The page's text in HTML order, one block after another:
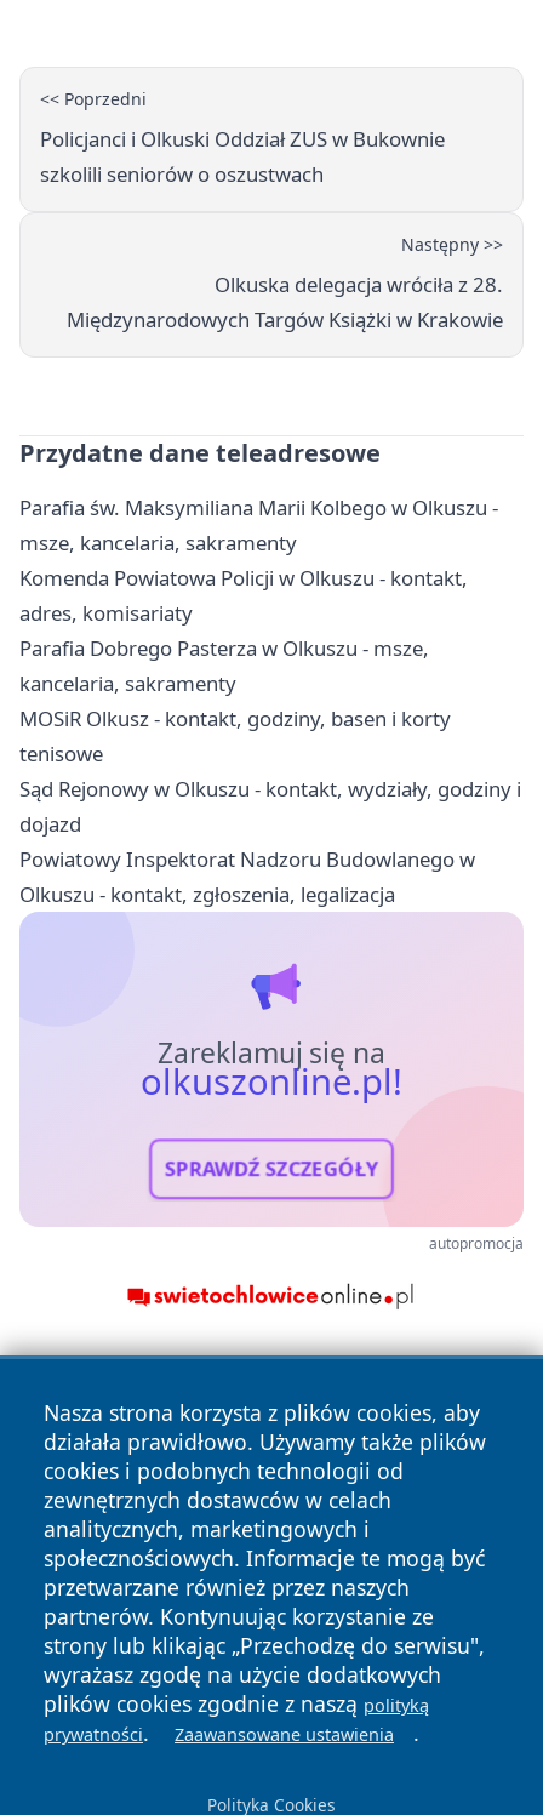
<< Poprzedni
Policjanci i Olkuski Oddział ZUS w Bukownie
szkolili seniorów o oszustwach
Następny >>
Olkuska delegacja wróciła z 28.
Międzynarodowych Targów Książki w Krakowie
Przydatne dane teleadresowe
Parafia św. Maksymiliana Marii Kolbego w Olkuszu -
msze, kancelaria, sakramenty
Komenda Powiatowa Policji w Olkuszu - kontakt,
adres, komisariaty
Parafia Dobrego Pasterza w Olkuszu - msze,
kancelaria, sakramenty
MOSiR Olkusz - kontakt, godziny, basen i korty
tenisowe
Sąd Rejonowy w Olkuszu - kontakt, wydziały, godziny i
dojazd
Powiatowy Inspektorat Nadzoru Budowlanego w
Olkuszu - kontakt, zgłoszenia, legalizacja
Zareklamuj się na
olkuszonline.pl!
SPRAWDŹ SZCZEGÓŁY
autopromocja
Nasza strona korzysta z plików cookies, aby
działała prawidłowo. Używamy także plików
cookies i podobnych technologii od
zewnętrznych dostawców w celach
analitycznych, marketingowych i
społecznościowych. Informacje te mogą być
przetwarzane również przez naszych
partnerów. Kontynuując korzystanie ze
strony lub klikając „Przechodzę do serwisu",
wyrażasz zgodę na użycie dodatkowych
plików cookies zgodnie z naszą polityką
prywatności. Zaawansowane ustawienia .
Polityka Cookies
Copyright © 2026 olkuszonline.pl Wszystkie prawa
zastrzeżone.
News Autorzy
Polityka
Prywatności
Polityka
Cookies